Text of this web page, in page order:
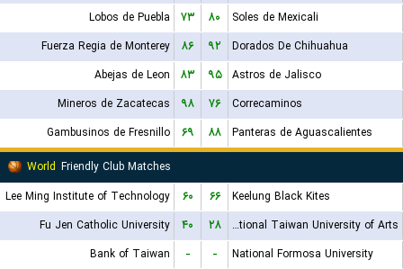
Lobos de Puebla
۷۳ ۸۰
Soles de Mexicali
Fuerza Regia de Monterey
۸۶ ۹۲
Dorados De Chihuahua
Abejas de Leon
۸۳ ۹۵
Astros de Jalisco
Mineros de Zacatecas
۹۸ ۷۶
Correcaminos
Gambusinos de Fresnillo
۶۹ ۸۸
Panteras de Aguascalientes
World Friendly Club Matches
Lee Ming Institute of Technology
۶۰ ۶۶
Keelung Black Kites
Fu Jen Catholic University
۴۰ ۲۸
National Taiwan University of Arts
Bank of Taiwan
- -
National Formosa University